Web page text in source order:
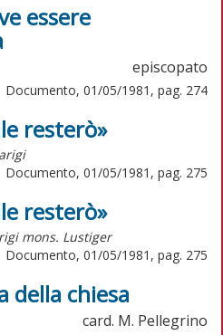
essere
episcopato
Documento, 01/05/1981, pag. 274
resterò»
Documento, 01/05/1981, pag. 275
resterò»
mons. Lustiger
Documento, 01/05/1981, pag. 275
della chiesa
card. M. Pellegrino